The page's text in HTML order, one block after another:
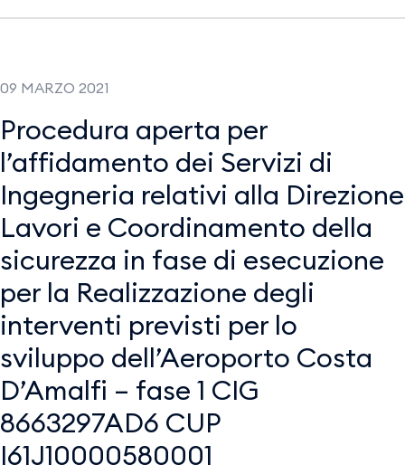
09 MARZO 2021
Procedura aperta per
l’affidamento dei Servizi di
Ingegneria relativi alla Direzione
Lavori e Coordinamento della
sicurezza in fase di esecuzione
per la Realizzazione degli
interventi previsti per lo
sviluppo dell’Aeroporto Costa
D’Amalfi – fase 1 CIG
8663297AD6 CUP
I61J10000580001